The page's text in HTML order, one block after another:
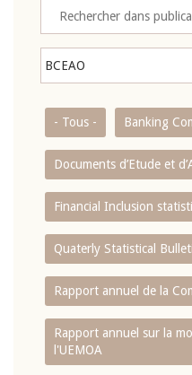
- Tous - Banking
Documents d’Etude et
Financial Inclusion
Quaterly Statistical
Rapport annuel de la
Rapport annuel sur la
l'UEMOA